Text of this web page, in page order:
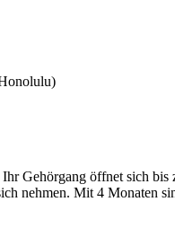
Gehörgang öffnet sich
nehmen. Mit 4 Monaten